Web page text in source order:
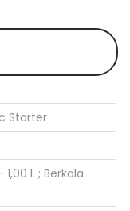
Starter
1,00 L ; Berkala